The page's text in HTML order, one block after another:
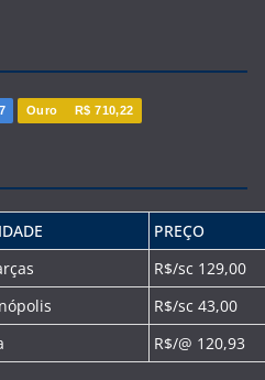
Ouro R$ 710,22
PREÇO
R$/sc 129,00
R$/sc 43,00
R$/@ 120,93